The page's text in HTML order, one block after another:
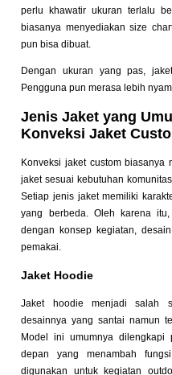
perlu khawatir ukuran terlalu
biasanya menyediakan size
pun bisa dibuat.
Dengan ukuran yang pas,
Pengguna pun merasa lebih
Jenis Jaket yang
Konveksi Jaket
Konveksi jaket custom biasanya
jaket sesuai kebutuhan
Setiap jenis jaket memiliki
yang berbeda. Oleh karena
dengan konsep kegiatan,
pemakai.
Jaket Hoodie
Jaket hoodie menjadi salah
desainnya yang santai namun
Model ini umumnya dilengkapi
depan yang menambah
digunakan untuk kegiatan